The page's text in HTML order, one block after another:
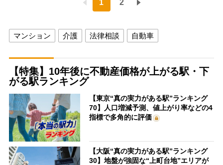
1 2
マンション 介護 法律相談 自動車
【特集】10年後に不動産価格が上がる駅・下
がる駅ランキング
【東京“真の実力がある駅”ランキング
70】人口増減予測、値上がり率などの4
指標で多角的に評価
【大阪“真の実力がある駅”ランキング
30】地盤が強固な“上町台地”エリアが